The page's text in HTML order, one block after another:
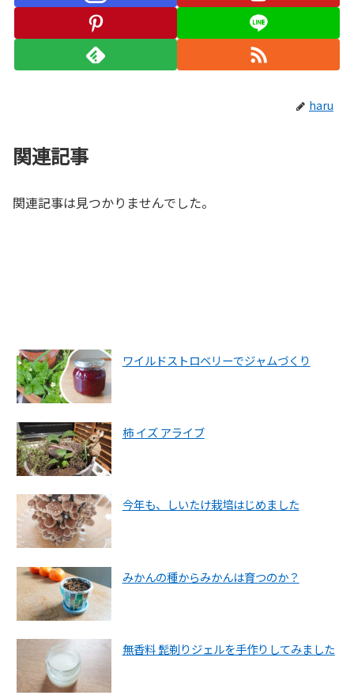
haru
関連記事
関連記事は見つかりませんでした。
ワイルドストロベリーでジャムづくり
柿 イズ アライブ
今年も、しいたけ栽培はじめました
みかんの種からみかんは育つのか？
無香料 髭剃りジェルを手作りしてみました